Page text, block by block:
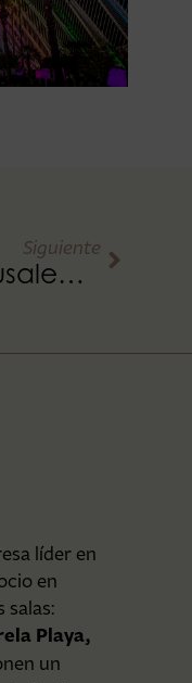
Siguiente
Jerusalem Club acoge el evento SEAT Music Talks en Valencia
líder en
en
salas:
Playa,
un